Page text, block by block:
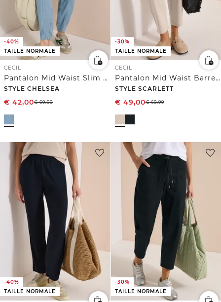
-40%
TAILLE NORMALE
CECIL
Pantalon Mid Waist Slim Leg au look délavé
STYLE CHELSEA
€ 42,00€69,99
-30%
TAILLE NORMALE
CECIL
Pantalon Mid Waist Barrel Leg en coupe décontractée
STYLE SCARLETT
€ 49,00€69,99
-40%
TAILLE NORMALE
-30%
TAILLE NORMALE